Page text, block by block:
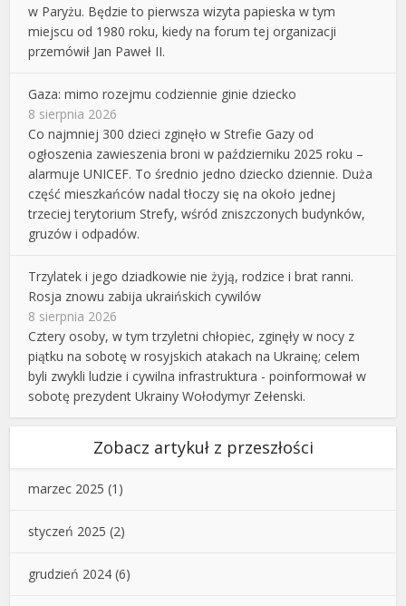
w Paryżu. Będzie to pierwsza wizyta papieska w tym
miejscu od 1980 roku, kiedy na forum tej organizacji
przemówił Jan Paweł II.
Gaza: mimo rozejmu codziennie ginie dziecko
8 sierpnia 2026
Co najmniej 300 dzieci zginęło w Strefie Gazy od
ogłoszenia zawieszenia broni w październiku 2025 roku –
alarmuje UNICEF. To średnio jedno dziecko dziennie. Duża
część mieszkańców nadal tłoczy się na około jednej
trzeciej terytorium Strefy, wśród zniszczonych budynków,
gruzów i odpadów.
Trzylatek i jego dziadkowie nie żyją, rodzice i brat ranni.
Rosja znowu zabija ukraińskich cywilów
8 sierpnia 2026
Cztery osoby, w tym trzyletni chłopiec, zginęły w nocy z
piątku na sobotę w rosyjskich atakach na Ukrainę; celem
byli zwykli ludzie i cywilna infrastruktura - poinformował w
sobotę prezydent Ukrainy Wołodymyr Zełenski.
Zobacz artykuł z przeszłości
marzec 2025 (1)
styczeń 2025 (2)
grudzień 2024 (6)